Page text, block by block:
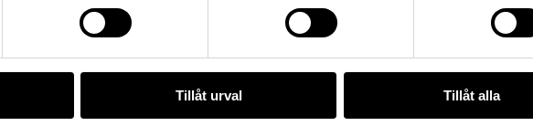
Tillåt urval Tillåt alla